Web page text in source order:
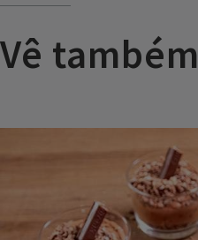
Vê também